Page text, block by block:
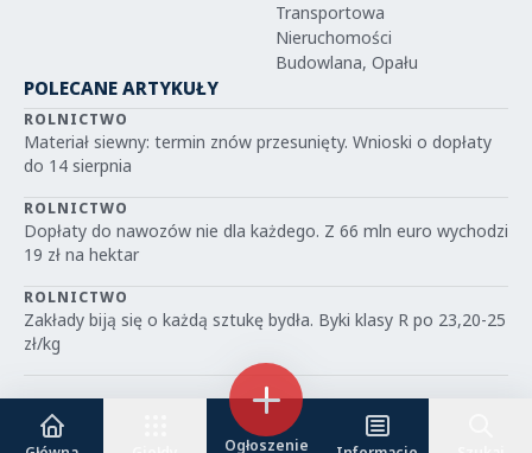
Ogłoszenie
Transportowa
Nieruchomości
Budowlana, Opału
POLECANE ARTYKUŁY
ROLNICTWO
Materiał siewny: termin znów przesunięty. Wnioski o dopłaty
do 14 sierpnia
ROLNICTWO
Dopłaty do nawozów nie dla każdego. Z 66 mln euro wychodzi
19 zł na hektar
ROLNICTWO
Zakłady biją się o każdą sztukę bydła. Byki klasy R po 23,20-25
zł/kg
© 2026 IGRIT.PL — Wszelkie prawa zastrzeżone